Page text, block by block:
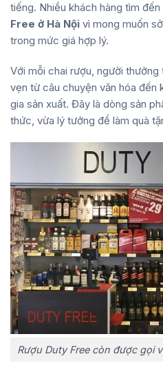
tiếng. Nhiều khách hàng tìm đến
Free ở Hà Nội vì mong muốn
trong mức giá hợp lý.
Với mỗi chai rượu, người
vẹn từ câu chuyện văn hóa
gia sản xuất. Đây là dòng sản
thức, vừa lý tưởng để làm quà
Rượu Duty Free còn được gọi